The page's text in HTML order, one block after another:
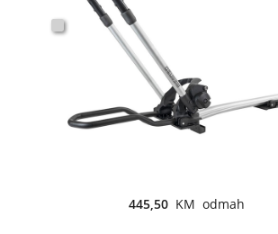
445,50 KM odmah